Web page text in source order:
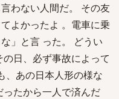
わない人間だ。 その友
よかったよ 。電車に乗
」と言 った。 どうい
日、必ず事故によって
、あの日本人形の様な
たから一人で済んだ